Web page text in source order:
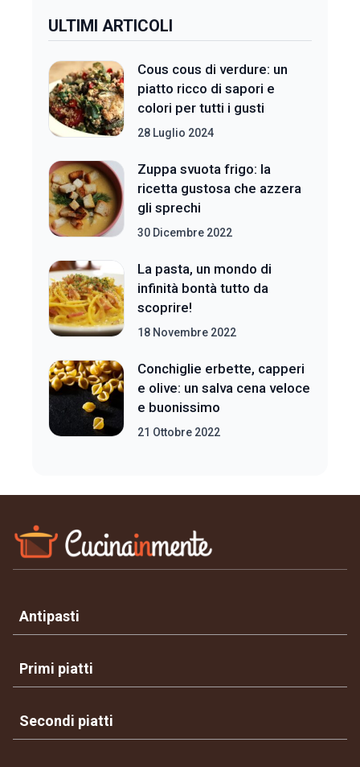
ULTIMI ARTICOLI
Cous cous di verdure: un
piatto ricco di sapori e
colori per tutti i gusti
28 Luglio 2024
Zuppa svuota frigo: la
ricetta gustosa che azzera
gli sprechi
30 Dicembre 2022
La pasta, un mondo di
infinità bontà tutto da
scoprire!
18 Novembre 2022
Conchiglie erbette, capperi
e olive: un salva cena veloce
e buonissimo
21 Ottobre 2022
Antipasti
Primi piatti
Secondi piatti